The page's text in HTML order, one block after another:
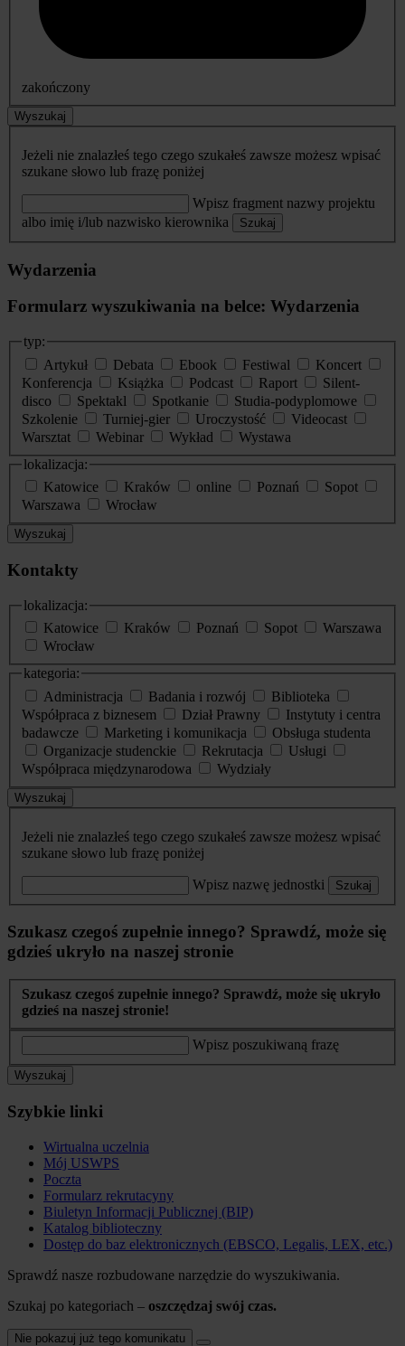
zakończony
Wyszukaj
Jeżeli nie znalazłeś tego czego szukałeś zawsze możesz wpisać
szukane słowo lub frazę poniżej
Wpisz fragment nazwy projektu
albo imię i/lub nazwisko kierownika
Szukaj
Wydarzenia
Formularz wyszukiwania na belce: Wydarzenia
typ:
Artykuł
Debata Ebook Festiwal
Koncert
Konferencja
Książka Podcast Raport
Silent-
disco
Spektakl Spotkanie
Studia-podyplomowe
Szkolenie
Turniej-gier Uroczystość
Videocast
Warsztat
Webinar Wykład
Wystawa
lokalizacja:
Katowice
Kraków online Poznań
Sopot
Warszawa
Wrocław
Wyszukaj
Kontakty
lokalizacja:
Katowice
Kraków Poznań Sopot
Warszawa
Wrocław
kategoria:
Administracja
Badania i rozwój
Biblioteka
Współpraca z biznesem
Dział Prawny
Instytuty i centra
badawcze
Marketing i komunikacja
Obsługa studenta
Organizacje studenckie
Rekrutacja
Usługi
Współpraca międzynarodowa
Wydziały
Wyszukaj
Jeżeli nie znalazłeś tego czego szukałeś zawsze możesz wpisać
szukane słowo lub frazę poniżej
Wpisz nazwę jednostki Szukaj
Szukasz czegoś zupełnie innego? Sprawdź, może się
gdzieś ukryło na naszej stronie
Szukasz czegoś zupełnie innego? Sprawdź, może się ukryło
gdzieś na naszej stronie!
Wpisz poszukiwaną frazę
Wyszukaj
Szybkie linki
Wirtualna uczelnia
Mój USWPS
Poczta
Formularz rekrutacyny
Biuletyn Informacji Publicznej (BIP)
Katalog biblioteczny
Dostęp do baz elektronicznych (EBSCO, Legalis, LEX, etc.)
Sprawdź nasze rozbudowane narzędzie do wyszukiwania.
Szukaj po kategoriach – oszczędzaj swój czas.
Nie pokazuj już tego komunikatu